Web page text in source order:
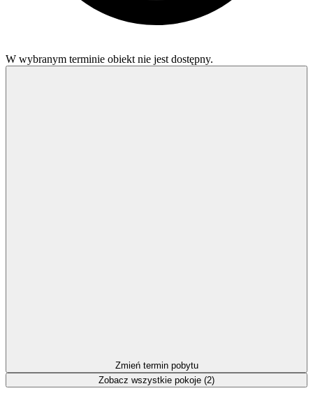
W wybranym terminie obiekt nie jest dostępny.
Zmień termin pobytu
Zobacz wszystkie pokoje (2)